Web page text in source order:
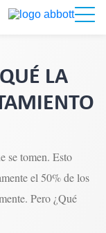
LA
se tomen. Esto
el 50% de los
Pero ¿Qué